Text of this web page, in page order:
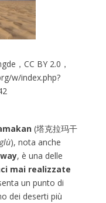
，CC BY 2.0，
w/index.php?
(塔克拉玛干
), nota anche
, è una delle
mai realizzate
un punto di
dei deserti più